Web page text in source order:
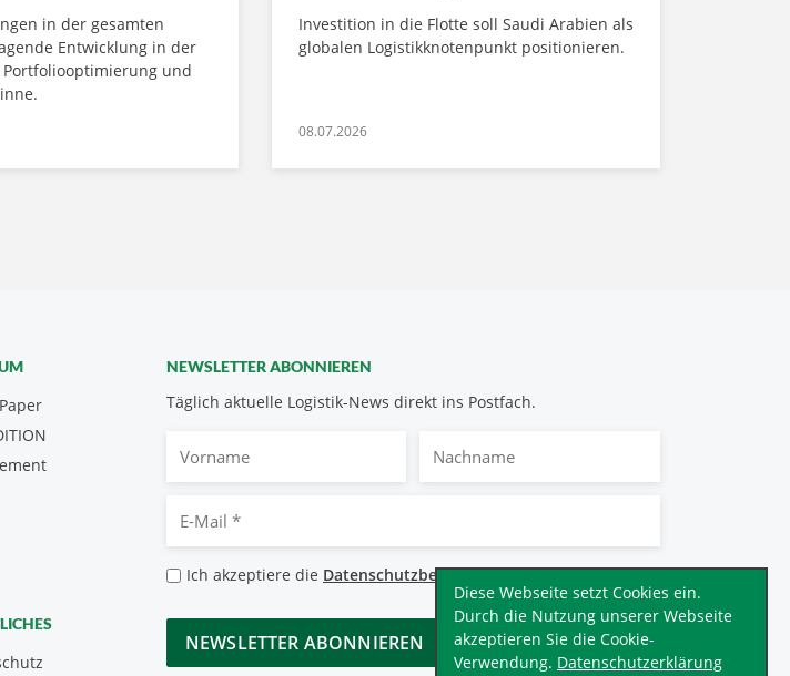
Diese Webseite setzt Cookies ein.
Durch die Nutzung unserer Webseite
akzeptieren Sie die Cookie-
Verwendung. Datenschutzerklärung
in der gesamten
Entwicklung in der
und
Investition in die Flotte soll Saudi Arabien als
globalen Logistikknotenpunkt positionieren.
08.07.2026
NEWSLETTER ABONNIEREN
Täglich aktuelle Logistik-News direkt ins Postfach.
Mail
Datenschutzbestimmungen
Ich akzeptiere die Datenschutzbestimmungen.*
CAPTCHA